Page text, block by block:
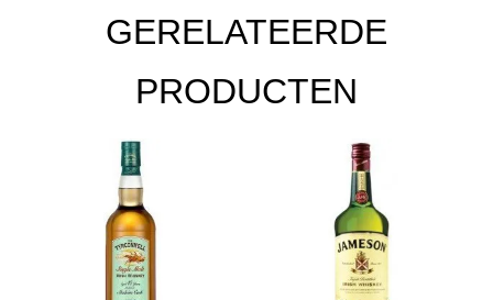
GERELATEERDE
PRODUCTEN